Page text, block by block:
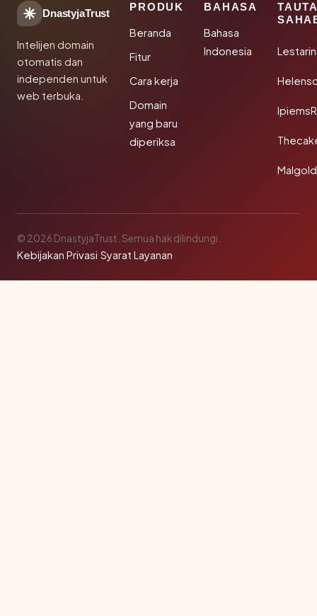
DnastyjaTrust
Intelijen domain
otomatis dan
independen untuk
web terbuka.
PRODUK
Beranda
Fitur
Cara kerja
Domain
yang baru
diperiksa
BAHASA
Bahasa
Indonesia
© 2026 DnastyjaTrust. Semua hak dilindungi.
Kebijakan Privasi·Syarat Layanan